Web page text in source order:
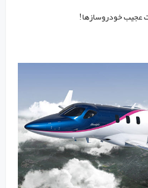
عجیب خودروسازها!